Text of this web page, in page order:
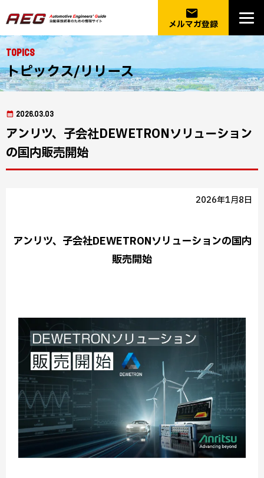
email
メルマガ登録
Topics
トピックス/リリース
2026.03.03
アンリツ、子会社DEWETRONソリューション
の国内販売開始
2026年1月8日
アンリツ、子会社DEWETRONソリューションの国内
販売開始